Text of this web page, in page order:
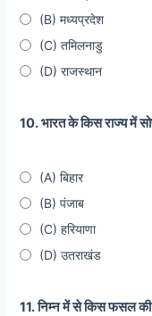
(B) मध्यप्रदेश
(C) तमिलनाडु
(D) राजस्थान
10. भारत के किस राज्य में
(A) बिहार
(B) पंजाब
(C) हरियाणा
(D) उतराखंड
11. निम्न में से किस फसल की